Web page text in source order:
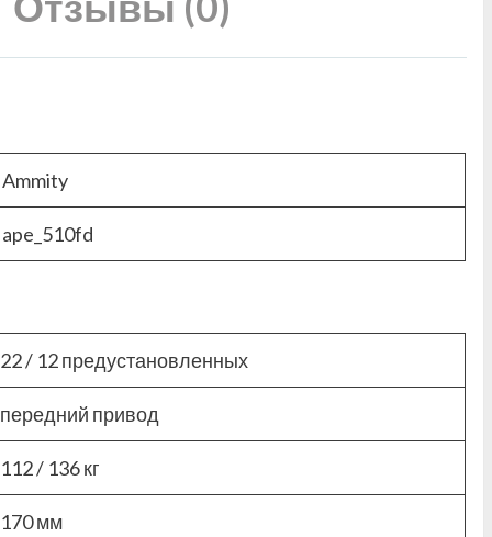
Ammity
ape_510fd
22 / 12 предустановленных
передний привод
112 / 136 кг
170 мм